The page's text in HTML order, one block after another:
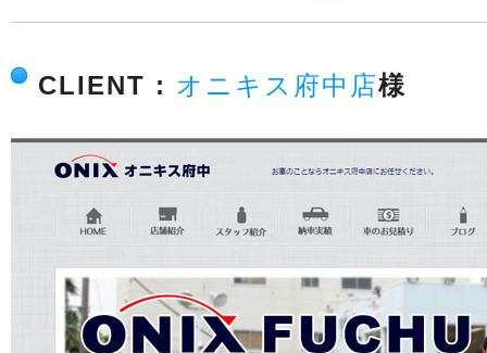
CLIENT : オニキス府中店様